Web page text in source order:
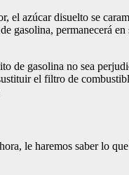
el azúcar disuelto se
gasolina, permanecerá
de gasolina no sea
el filtro de
le haremos saber lo